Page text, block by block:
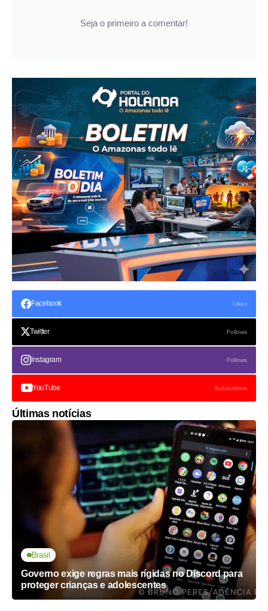
Seja o primeiro a comentar!
Facebook Likes
Twitter Follows
Instagram Follows
YouTube Subscribers
Últimas notícias
Brasil
Governo exige regras mais rígidas no Discord para
proteger crianças e adolescentes